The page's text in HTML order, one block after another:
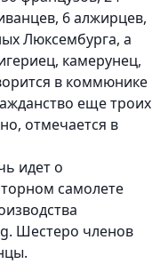
6 алжирцев,
Люксембурга, а
камерунец,
в коммюнике
еще троих
отмечается в
идет о
самолете
Шестеро членов